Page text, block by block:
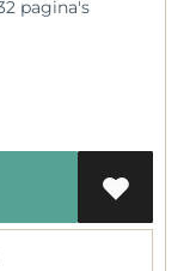
pagina's